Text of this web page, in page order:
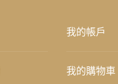
我的帳戶
我的購物車